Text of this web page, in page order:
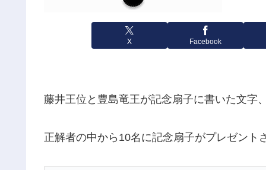
X Facebook
藤井王位と豊島竜王が記念扇子に書いた文字
正解者の中から10名に記念扇子がプレゼント